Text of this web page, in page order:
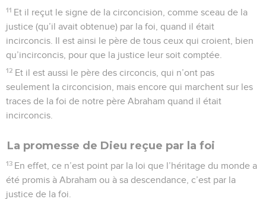
11 Et il reçut le signe de la circoncision, comme sceau de la
justice (qu’il avait obtenue) par la foi, quand il était
incirconcis. Il est ainsi le père de tous ceux qui croient, bien
qu’incirconcis, pour que la justice leur soit comptée.
12 Et il est aussi le père des circoncis, qui n’ont pas
seulement la circoncision, mais encore qui marchent sur les
traces de la foi de notre père Abraham quand il était
incirconcis.
La promesse de Dieu reçue par la foi
13 En effet, ce n’est point par la loi que l’héritage du monde a
été promis à Abraham ou à sa descendance, c’est par la
justice de la foi.